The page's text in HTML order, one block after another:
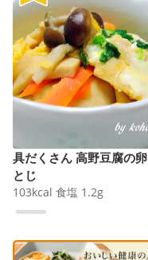
具だくさん 高野豆腐の卵
とじ
103kcal 食塩 1.2g